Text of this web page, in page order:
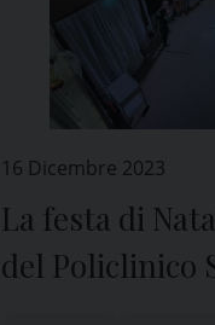
16 Dicembre 2023
La festa di
del Policlinico